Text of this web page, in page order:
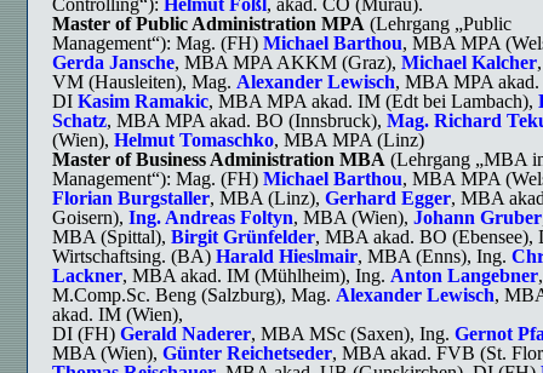
Controlling“): Helmut Fößl, akad. CO (Murau).
Master of Public Administration MPA (Lehrgang „Public
Management“): Mag. (FH) Michael Barthou, MBA MPA
Gerda Jansche, MBA MPA AKKM (Graz), Michael Kalcher
VM (Hausleiten), Mag. Alexander Lewisch, MBA MPA
DI Kasim Ramakic, MBA MPA akad. IM (Edt bei Lambach),
Schatz, MBA MPA akad. BO (Innsbruck), Mag. Richard
(Wien), Helmut Tomaschko, MBA MPA (Linz)
Master of Business Administration MBA (Lehrgang „MBA
Management“): Mag. (FH) Michael Barthou, MBA MPA
Florian Burgstaller, MBA (Linz), Gerhard Egger, MBA
Goisern), Ing. Andreas Foltyn, MBA (Wien), Johann Gruber
MBA (Spittal), Birgit Grünfelder, MBA akad. BO (Ebensee),
Wirtschaftsing. (BA) Harald Hieslmair, MBA (Enns), Ing.
Lackner, MBA akad. IM (Mühlheim), Ing. Anton Langebner
M.Comp.Sc. Beng (Salzburg), Mag. Alexander Lewisch,
akad. IM (Wien),
DI (FH) Gerald Naderer, MBA MSc (Saxen), Ing. Gernot
MBA (Wien), Günter Reichetseder, MBA akad. FVB (St.